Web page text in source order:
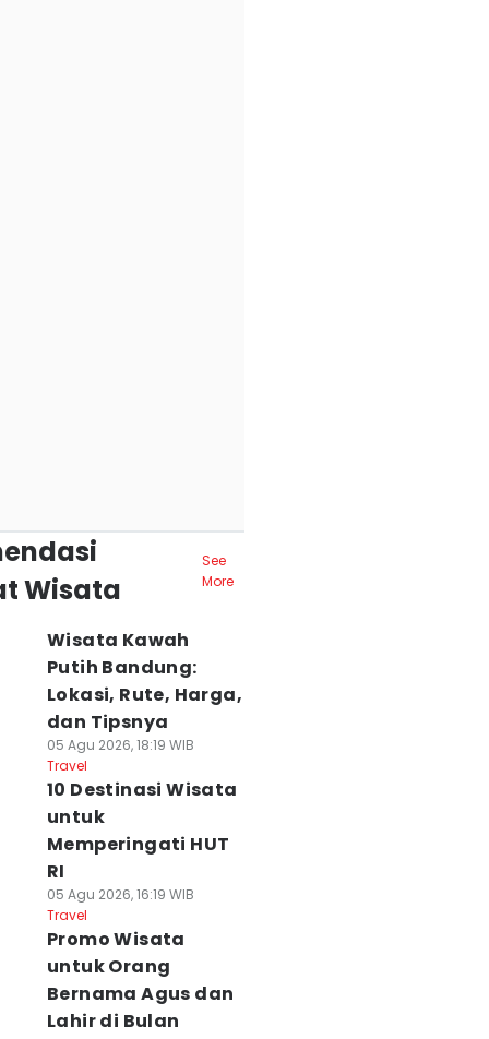
Wisata
See
More
Wisata Kawah
Putih Bandung:
Lokasi, Rute, Harga,
dan Tipsnya
05 Agu 2026, 18:19 WIB
Travel
10 Destinasi Wisata
untuk
Memperingati HUT
RI
05 Agu 2026, 16:19 WIB
Travel
Promo Wisata
untuk Orang
Bernama Agus dan
Lahir di Bulan